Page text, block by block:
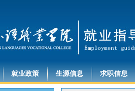
就业政策 生源信息 求职信息